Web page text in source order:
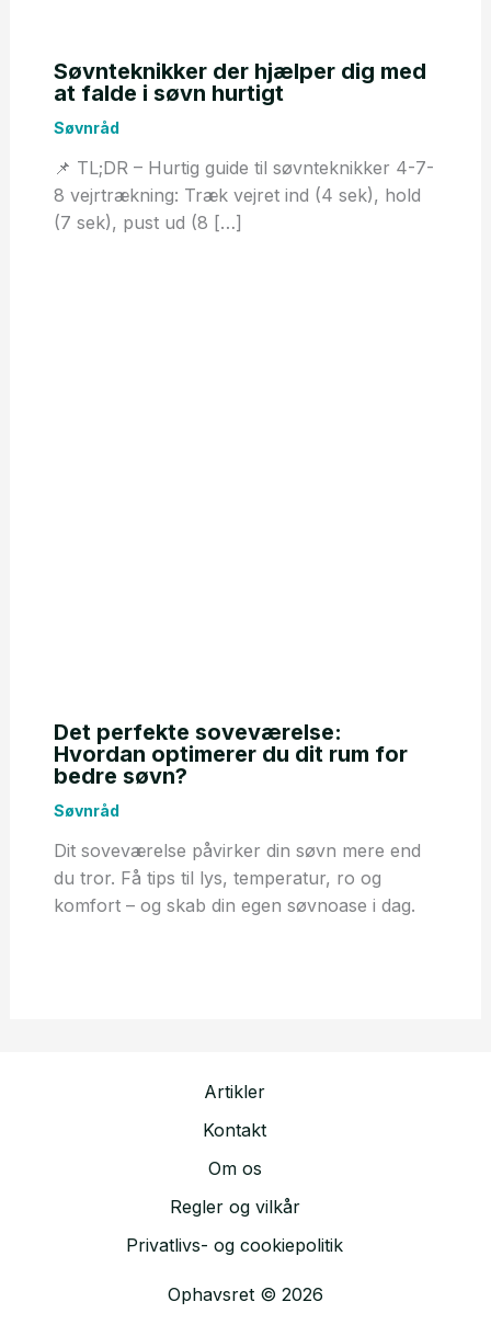
Søvnteknikker der hjælper dig med
at falde i søvn hurtigt
Søvnråd
📌 TL;DR – Hurtig guide til søvnteknikker 4-7-
8 vejrtrækning: Træk vejret ind (4 sek), hold
(7 sek), pust ud (8 […]
Det perfekte soveværelse:
Hvordan optimerer du dit rum for
bedre søvn?
Søvnråd
Dit soveværelse påvirker din søvn mere end
du tror. Få tips til lys, temperatur, ro og
komfort – og skab din egen søvnoase i dag.
Artikler
Kontakt
Om os
Regler og vilkår
Privatlivs- og cookiepolitik
Ophavsret © 2026